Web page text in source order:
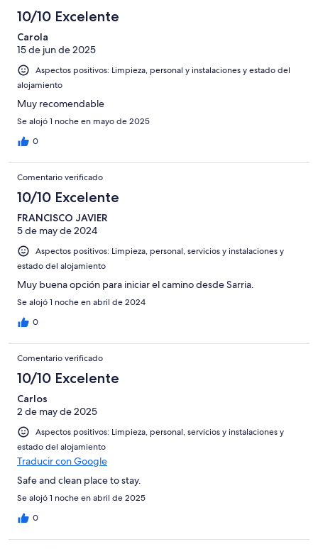
10/10 Excelente
Carola
15 de jun de 2025
Aspectos positivos: Limpieza, personal y instalaciones y estado del
alojamiento
Muy recomendable
Se alojó 1 noche en mayo de 2025
0
Comentario verificado
10/10 Excelente
FRANCISCO JAVIER
5 de may de 2024
Aspectos positivos: Limpieza, personal, servicios y instalaciones y
estado del alojamiento
Muy buena opción para iniciar el camino desde Sarria.
Se alojó 1 noche en abril de 2024
0
Comentario verificado
10/10 Excelente
Carlos
2 de may de 2025
Aspectos positivos: Limpieza, personal, servicios y instalaciones y
estado del alojamiento
Traducir con Google
Safe and clean place to stay.
Se alojó 1 noche en abril de 2025
0